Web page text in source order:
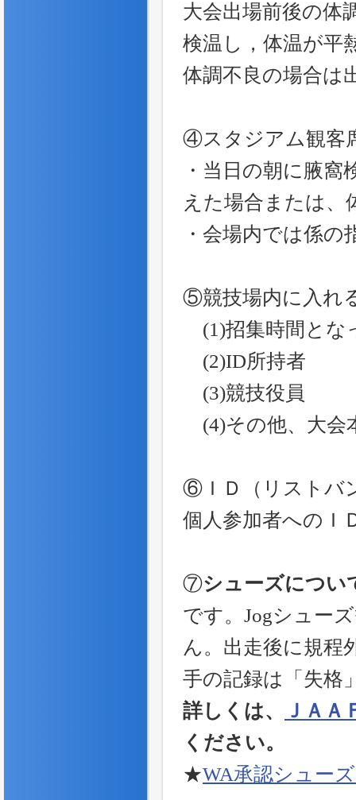
大会出場前後の体
検温し，体温が平
体調不良の場合は
④スタジアム観客
・当日の朝に腋
えた場合または、
・会場内では係
⑤競技場内に入れ
(1)招集時間とな
(2)ID所持者
(3)競技役員
(4)その他、大会
⑥ＩＤ（リストバ
個人参加者へのＩ
⑦シューズについ
です。Jogシュー
ん。出走後に規程
手の記録は「失格
詳しくは、
ＪＡＡ
ください。
★WA承認シュー